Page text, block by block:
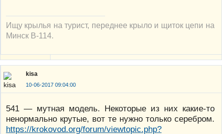
Ищу крылья на турист, переднее крыло и щиток цепи на
Минск В-114.
kisa
10-06-2017 09:04:00
541 — мутная модель. Некоторые из них какие-то
ненормально крутые, вот те нужно только серебром.
https://krokovod.org/forum/viewtopic.php?